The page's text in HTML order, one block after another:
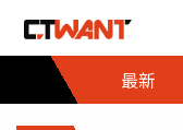
最新